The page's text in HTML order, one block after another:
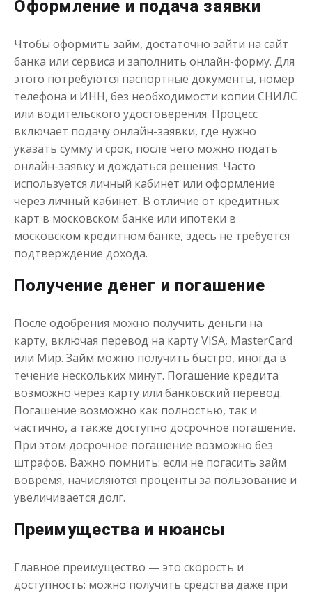
Срок от 1до 21 дня
Одолжим до 30 дней
Сумма
Получить
Переведём в долг
Срок от 1до 21 дня
Оформление и подача заявки
Чтобы оформить займ, достаточно зайти на сайт
банка или сервиса и заполнить онлайн-форму. Для
этого потребуются паспортные документы, номер
телефона и ИНН, без необходимости копии СНИЛС
или водительского удостоверения. Процесс
включает подачу онлайн-заявки, где нужно
указать сумму и срок, после чего можно подать
онлайн-заявку и дождаться решения. Часто
используется личный кабинет или оформление
через личный кабинет. В отличие от кредитных
карт в московском банке или ипотеки в
московском кредитном банке, здесь не требуется
подтверждение дохода.
Получение денег и погашение
После одобрения можно получить деньги на
карту, включая перевод на карту VISA, MasterCard
или Мир. Займ можно получить быстро, иногда в
течение нескольких минут. Погашение кредита
возможно через карту или банковский перевод.
Погашение возможно как полностью, так и
частично, а также доступно досрочное погашение.
При этом досрочное погашение возможно без
штрафов. Важно помнить: если не погасить займ
вовремя, начисляются проценты за пользование и
увеличивается долг.
Преимущества и нюансы
Главное преимущество — это скорость и
доступность: можно получить средства даже при